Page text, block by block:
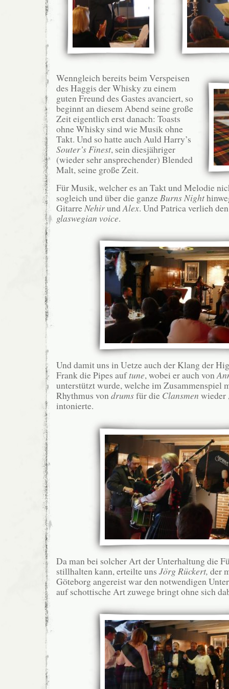
Wenngleich bereits beim Verspeisen
des Haggis der Whisky zu einem
guten Freund des Gastes avanciert, so
beginnt an diesem Abend seine große
Zeit eigentlich erst danach: Toasts
ohne Whisky sind wie Musik ohne
Takt. Und so hatte auch Auld Harry’s
Souter’s Finest, sein diesjähriger
(wieder sehr ansprechender) Blended
Malt, seine große Zeit.
Für Musik, welcher es an Takt und Melodie
sogleich und über die ganze Burns Night
Gitarre NehirundAlex. Und Patrica verlieh
glaswegian voice.
Und damit uns in Uetze auch der Klang der
Frank die Pipes auftune, wobei er auch von
unterstützt wurde, welche im Zusammenspiel
Rhythmus vondrumsfür die Clansmen wieder
intonierte.
Da man bei solcher Art der Unterhaltung die
stillhalten kann, erteilte uns Jörg Rückert, der
Göteborg angereist war den notwendigen
auf schottische Art zuwege bringt ohne sich